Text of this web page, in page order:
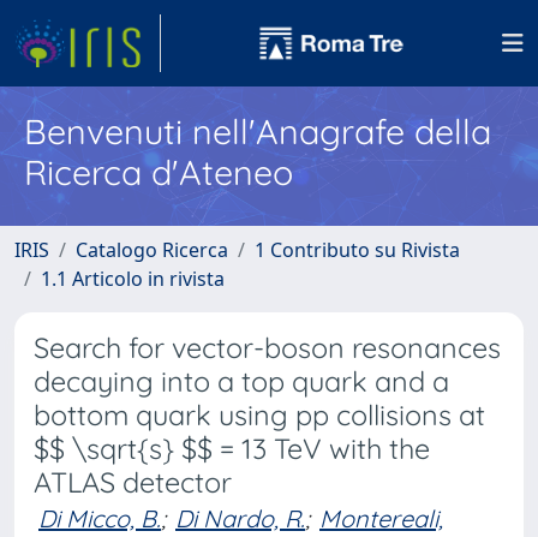
Benvenuti nell'Anagrafe della
Ricerca d'Ateneo
IRIS Catalogo Ricerca
1 Contributo su Rivista
1.1 Articolo in rivista
Search for vector-boson resonances
decaying into a top quark and a
bottom quark using pp collisions at
$$ \sqrt{s} $$ = 13 TeV with the
ATLAS detector
Di Micco, B.; Di Nardo, R.; Montereali,